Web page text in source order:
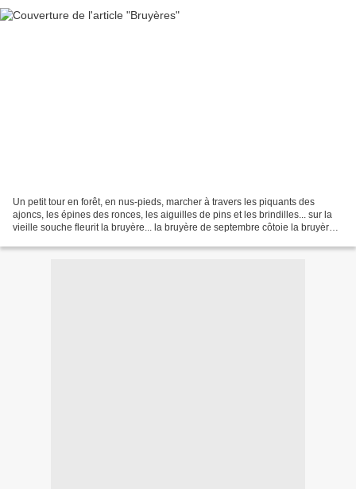
Un petit tour en forêt, en nus-pieds, marcher à travers les piquants des
ajoncs, les épines des ronces, les aiguilles de pins et les brindilles... sur la
vieille souche fleurit la bruyère... la bruyère de septembre côtoie la bruyère